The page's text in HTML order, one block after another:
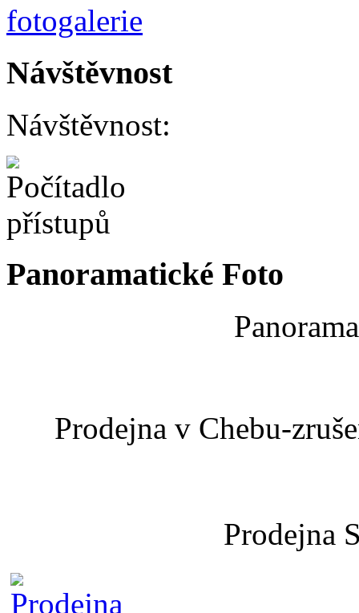
Návštěvnost
Návštěvnost:
Panoramatické Foto
Prodejna v Chebu-
Prodejna